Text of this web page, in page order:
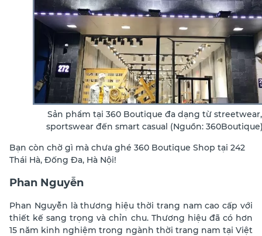
Sản phẩm tại 360 Boutique đa dạng từ streetwear,
sportswear đến smart casual (Nguồn:
Bạn còn chờ gì mà chưa ghé 360 Boutique Shop tại 242
Thái Hà, Đống Đa, Hà Nội!
Phan Nguyễn
Phan Nguyễn là thương hiệu thời trang nam cao cấp với
thiết kế sang trọng và chỉn chu. Thương hiệu đã có hơn
15 năm kinh nghiệm trong ngành thời trang nam tại Việt